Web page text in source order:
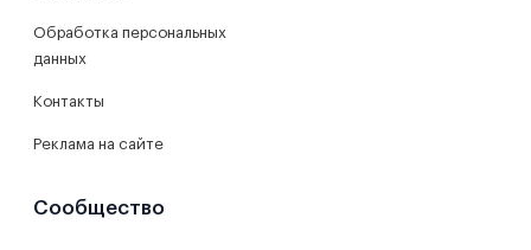
Обработка персональных
данных
Контакты
Реклама на сайте
Сообщество